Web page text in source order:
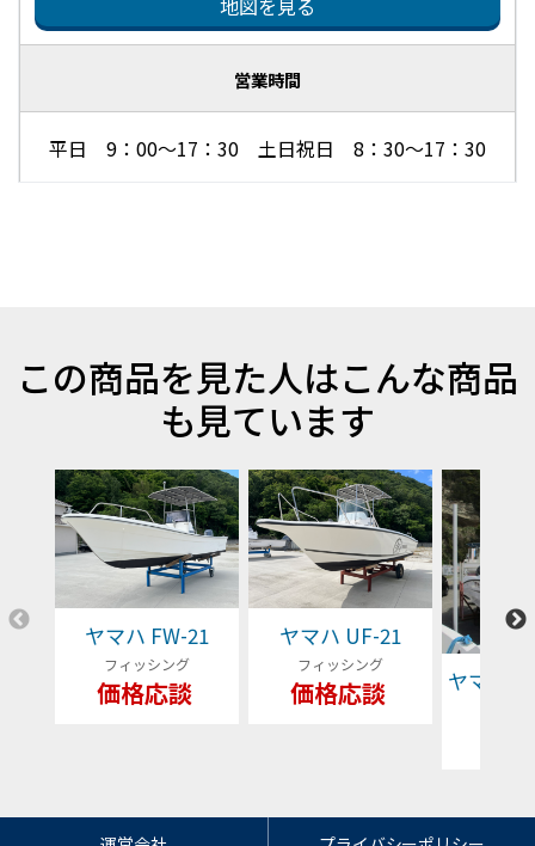
営業時間
平日 9：00～17：30 土日祝日 8：30～17：30
この商品を見た人はこんな商品
も見ています
ヤマハ FW-21
フィッシング
価格応談
ヤマハ UF-21
フィッシング
価格応談 ヤマハ